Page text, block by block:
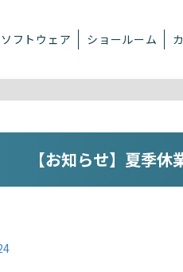
ソフトウェア ショールーム
【お知らせ】夏季